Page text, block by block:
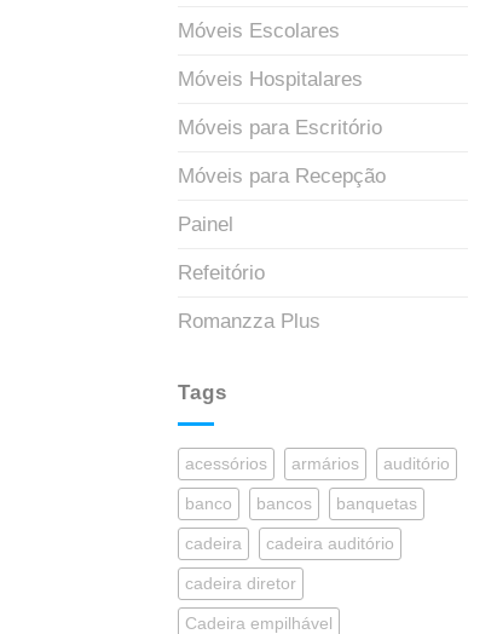
Móveis Escolares
Móveis Hospitalares
Móveis para Escritório
Móveis para Recepção
Painel
Refeitório
Romanzza Plus
Tags
acessórios armários auditório
banco bancos banquetas
cadeira cadeira auditório
cadeira diretor
Cadeira empilhável